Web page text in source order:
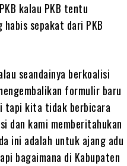
kalau PKB tentu
sepakat dari PKB
seandainya berkoalisi
formulir baru
tapi kita tidak berbicara
dan kami memberitahukan
ini adalah untuk ajang adu
bagaimana di Kabupaten